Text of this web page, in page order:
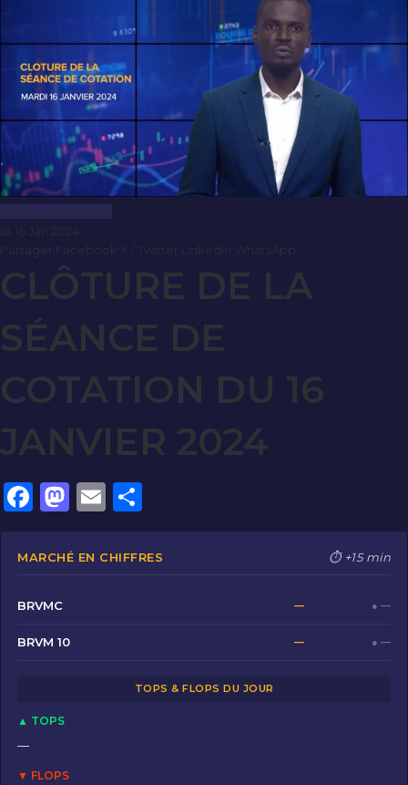
Clôture de Marché
CLÔTURE DE LA
SÉANCE DE
COTATION DU 16
JANVIER 2024
F
a
c
b
o
o
M
a
st
o
n
E
m
ai
ar
ta
MARCHÉ EN CHIFFRES ⏱ +15 min
BRVMC — ● —
BRVM 10 — ● —
TOPS & FLOPS DU JOUR
▲ TOPS
—
▼ FLOPS